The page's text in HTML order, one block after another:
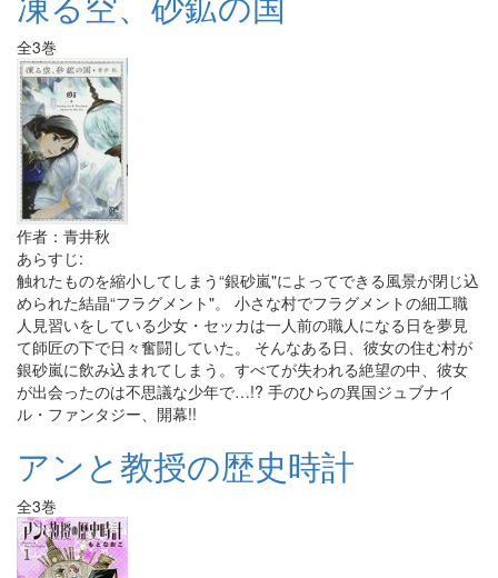
全3巻
作者：青井秋
あらすじ:
触れたものを縮小してしまう“銀砂嵐"によってできる風景が閉じ込
められた結晶“フラグメント"。 小さな村でフラグメントの細工職
人見習いをしている少女・セッカは一人前の職人になる日を夢見
て師匠の下で日々奮闘していた。 そんなある日、彼女の住む村が
銀砂嵐に飲み込まれてしまう。すべてが失われる絶望の中、彼女
が出会ったのは不思議な少年で…!? 手のひらの異国ジュブナイ
ル・ファンタジー、開幕!!
アンと教授の歴史時計
全3巻